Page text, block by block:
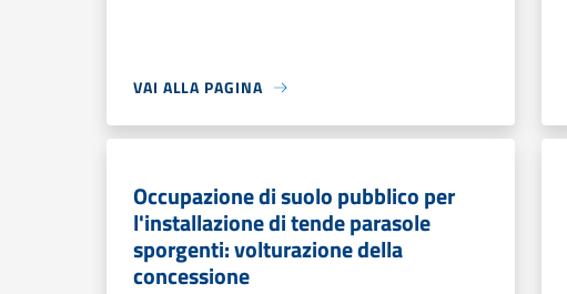
VAI ALLA PAGINA
Occupazione di suolo pubblico per
l'installazione di tende parasole
sporgenti: volturazione della
concessione